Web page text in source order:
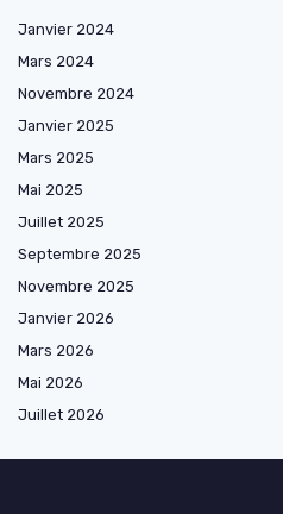
Janvier 2024
Mars 2024
Novembre 2024
Janvier 2025
Mars 2025
Mai 2025
Juillet 2025
Septembre 2025
Novembre 2025
Janvier 2026
Mars 2026
Mai 2026
Juillet 2026